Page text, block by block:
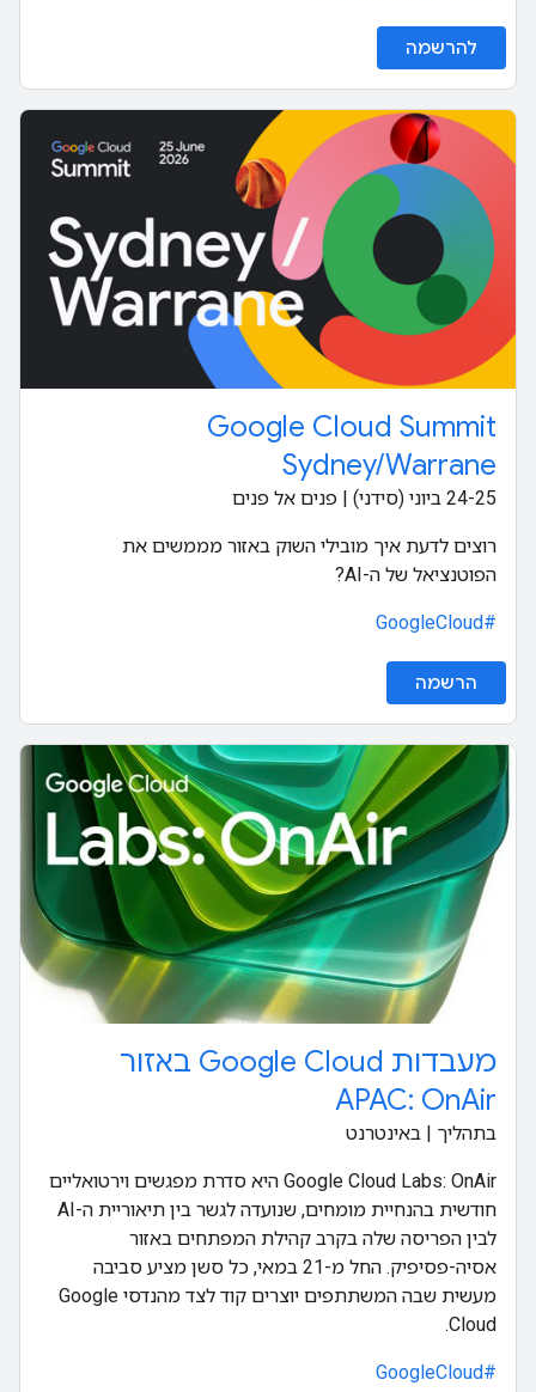
להרשמה
Google Cloud Summit
Sydney/Warrane
‫24-25 ביוני (סידני) | פנים אל פנים
רוצים לדעת איך מובילי השוק באזור מממשים את
הפוטנציאל של ה-AI?
#GoogleCloud
הרשמה
מעבדות Google Cloud באזור
APAC: OnAir
בתהליך | באינטרנט
‫Google Cloud Labs: OnAir היא סדרת מפגשים וירטואליים
חודשית בהנחיית מומחים, שנועדה לגשר בין תיאוריית ה-AI
לבין הפריסה שלה בקרב קהילת המפתחים באזור
אסיה-פסיפיק. החל מ-21 במאי, כל סשן מציע סביבה
מעשית שבה המשתתפים יוצרים קוד לצד מהנדסי Google
Cloud.
#GoogleCloud